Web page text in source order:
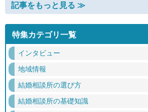
記事をもっと見る ≫
特集カテゴリ一覧
インタビュー
地域情報
結婚相談所の選び方
結婚相談所の基礎知識